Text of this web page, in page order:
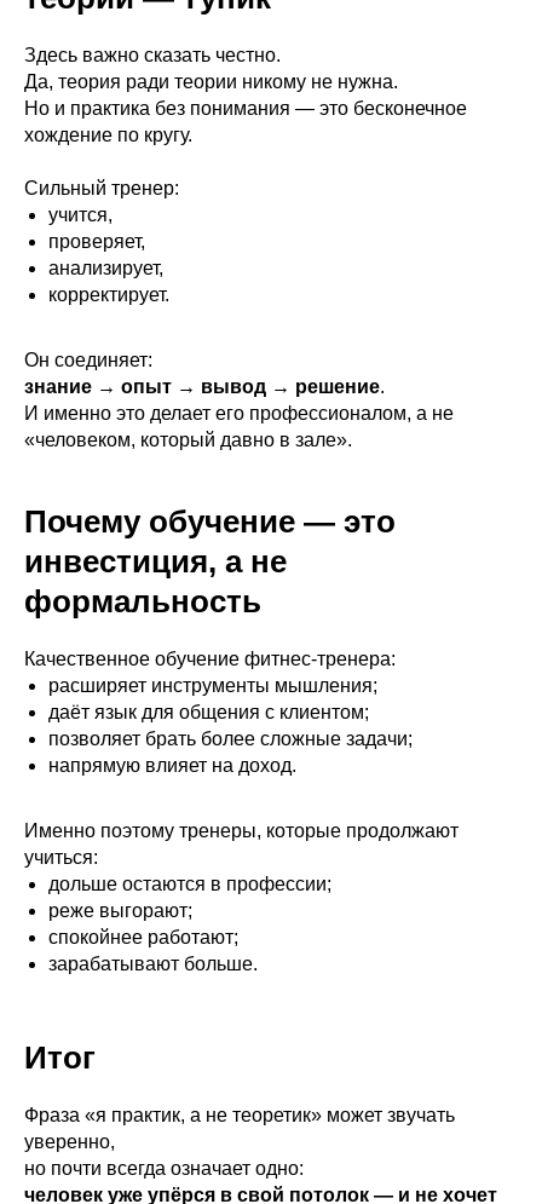
Здесь важно сказать честно.
Да, теория ради теории никому не нужна.
Но и практика без понимания — это бесконечное
хождение по кругу.
Сильный тренер:
учится,
проверяет,
анализирует,
корректирует.
Он соединяет:
знание → опыт → вывод → решение.
И именно это делает его профессионалом, а не
«человеком, который давно в зале».
Почему обучение — это
инвестиция, а не
формальность
Качественное обучение фитнес-тренера:
расширяет инструменты мышления;
даёт язык для общения с клиентом;
позволяет брать более сложные задачи;
напрямую влияет на доход.
Именно поэтому тренеры, которые продолжают
учиться:
дольше остаются в профессии;
реже выгорают;
спокойнее работают;
зарабатывают больше.
Итог
Фраза «я практик, а не теоретик» может звучать
уверенно,
но почти всегда означает одно:
человек уже упёрся в свой потолок — и не хочет